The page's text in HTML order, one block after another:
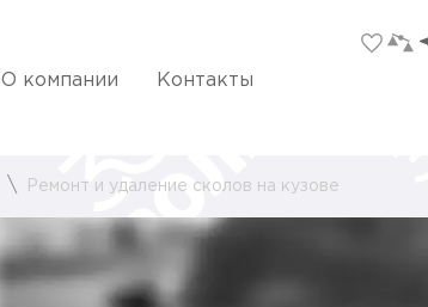
О компании Контакты
Ремонт и удаление сколов на кузове